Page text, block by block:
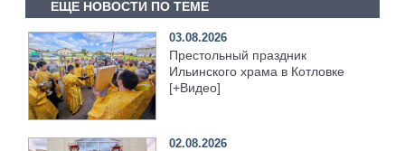
ЕЩЕ НОВОСТИ ПО ТЕМЕ
03.08.2026
Престольный праздник
Ильинского храма в Котловке
[+Видео]
02.08.2026